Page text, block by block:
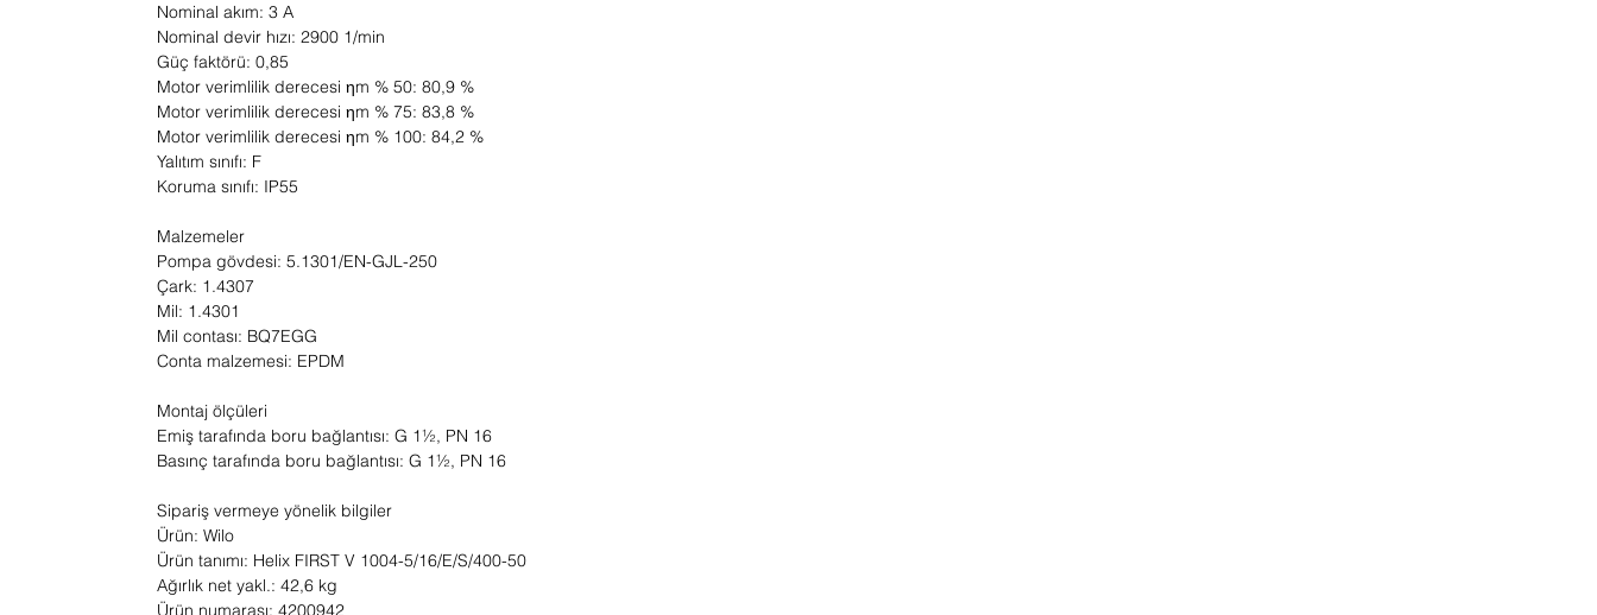
Nominal akım: 3 A
Nominal devir hızı: 2900 1/min
Güç faktörü: 0,85
Motor verimlilik derecesi ηm % 50: 80,9 %
Motor verimlilik derecesi ηm % 75: 83,8 %
Motor verimlilik derecesi ηm % 100: 84,2 %
Yalıtım sınıfı: F
Koruma sınıfı: IP55
Malzemeler
Pompa gövdesi: 5.1301/EN-GJL-250
Çark: 1.4307
Mil: 1.4301
Mil contası: BQ7EGG
Conta malzemesi: EPDM
Montaj ölçüleri
Emiş tarafında boru bağlantısı: G 1½, PN 16
Basınç tarafında boru bağlantısı: G 1½, PN 16
Sipariş vermeye yönelik bilgiler
Ürün: Wilo
Ürün tanımı: Helix FIRST V 1004-5/16/E/S/400-50
Ağırlık net yakl.: 42,6 kg
Ürün numarası: 4200942